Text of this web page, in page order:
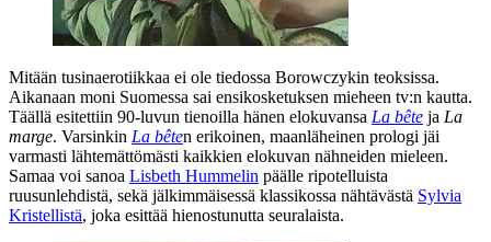
Mitään tusinaerotiikkaa ei ole tiedossa Borowczykin teoksissa.
Aikanaan moni Suomessa sai ensikosketuksen mieheen tv:n kautta.
Täällä esitettiin 90‑luvun tienoilla hänen elokuvansa La bête ja La
marge. Varsinkin La bêten erikoinen, maanläheinen prologi jäi
varmasti lähtemättömästi kaikkien elokuvan nähneiden mieleen.
Samaa voi sanoa Lisbeth Hummelin päälle ripotelluista
ruusunlehdistä, sekä jälkimmäisessä klassikossa nähtävästä Sylvia
Kristellistä, joka esittää hienostunutta seuralaista.